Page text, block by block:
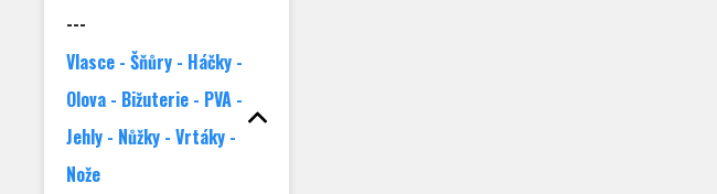
---
Vlasce - Šňůry - Háčky -
Olova - Bižuterie - PVA -
Jehly - Nůžky - Vrtáky -
Nože